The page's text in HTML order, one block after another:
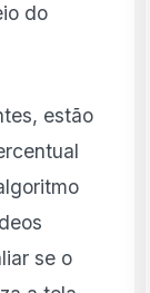
do
estão
se o